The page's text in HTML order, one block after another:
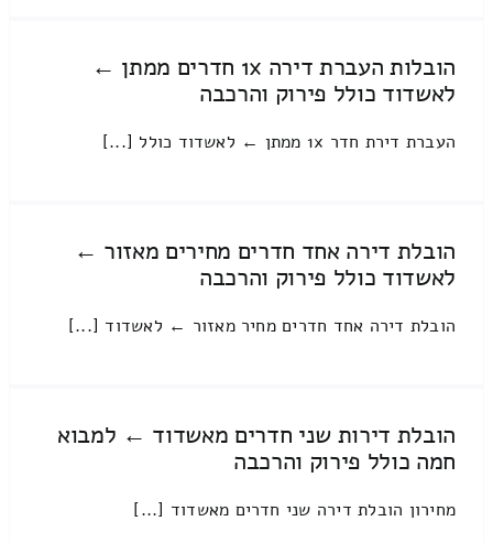
הובלות העברת דירה 1x חדרים ממתן ←
לאשדוד כולל פירוק והרכבה
העברת דירת חדר 1x ממתן ← לאשדוד כולל [...]
הובלת דירה אחד חדרים מחירים מאזור ←
לאשדוד כולל פירוק והרכבה
הובלת דירה אחד חדרים מחיר מאזור ← לאשדוד [...]
הובלת דירות שני חדרים מאשדוד ← למבוא
חמה כולל פירוק והרכבה
מחירון הובלת דירה שני חדרים מאשדוד [...]